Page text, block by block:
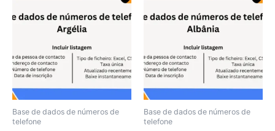
Base de dados de números de
telefone
Base de dados de números de
telefone